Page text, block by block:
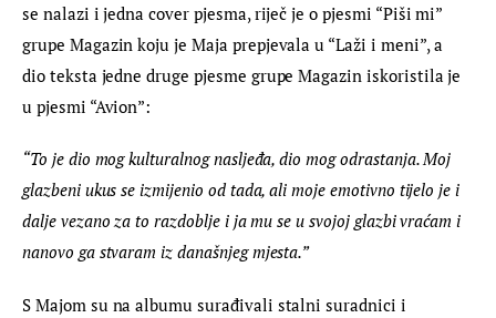
se nalazi i jedna cover pjesma, riječ je o pjesmi “Piši mi”
grupe Magazin koju je Maja prepjevala u “Laži i meni”, a
dio teksta jedne druge pjesme grupe Magazin iskoristila je
u pjesmi “Avion”:
“To je dio mog kulturalnog nasljeđa, dio mog odrastanja. Moj
glazbeni ukus se izmijenio od tada, ali moje emotivno tijelo je i
dalje vezano za to razdoblje i ja mu se u svojoj glazbi vraćam i
nanovo ga stvaram iz današnjeg mjesta.”
S Majom su na albumu surađivali stalni suradnici i